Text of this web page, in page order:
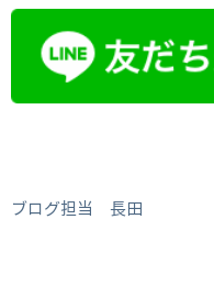
ブログ担当 長田